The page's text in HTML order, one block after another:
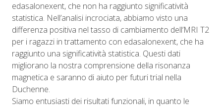
edasalonexent, che non ha raggiunto significatività
statistica. Nell’analisi incrociata, abbiamo visto una
differenza positiva nel tasso di cambiamento dell’MRI T2
per i ragazzi in trattamento con edasalonexent, che ha
raggiunto una significatività statistica. Questi dati
migliorano la nostra comprensione della risonanza
magnetica e saranno di aiuto per futuri trial nella
Duchenne.
Siamo entusiasti dei risultati funzionali, in quanto le